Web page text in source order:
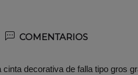
COMENTARIOS
cinta decorativa de falla tipo gros